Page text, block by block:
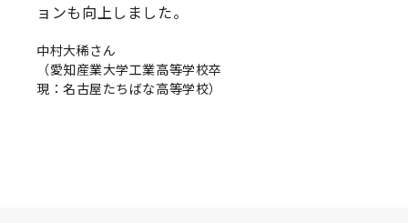
ョンも向上しました。
中村大稀さん
（愛知産業大学工業高等学校卒
現：名古屋たちばな高等学校）